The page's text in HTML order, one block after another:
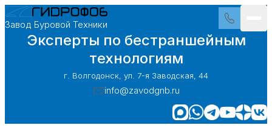
Завод Буровой Техники
Эксперты по бестраншейным
технологиям
г. Волгодонск, ул. 7-я Заводская, 44
info@zavodgnb.ru